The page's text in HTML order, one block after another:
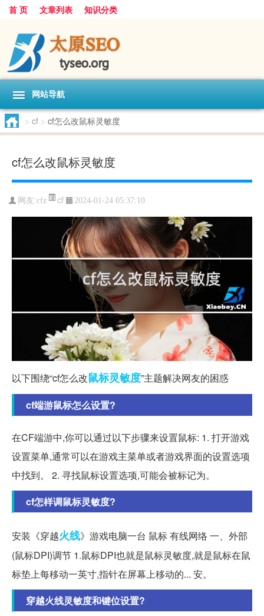
首 页 文章列表 知识分类
网站导航
> cf > cf怎么改鼠标灵敏度
cf怎么改鼠标灵敏度
网友:cfz cf 2024-01-24 05:37:10
以下围绕“cf怎么改鼠标灵敏度”主题解决网友的困惑
cf端游鼠标怎么设置?
在CF端游中,你可以通过以下步骤来设置鼠标: 1. 打开游戏
设置菜单,通常可以在游戏主菜单或者游戏界面的设置选项
中找到。 2. 寻找鼠标设置选项,可能会被标记为。
cf怎样调鼠标灵敏度?
安装《穿越火线》游戏电脑一台 鼠标 有线网络 一、外部
(鼠标DPI)调节 1.鼠标DPI也就是鼠标灵敏度,就是鼠标在鼠
标垫上每移动一英寸,指针在屏幕上移动的... 安。
穿越火线灵敏度和键位设置?